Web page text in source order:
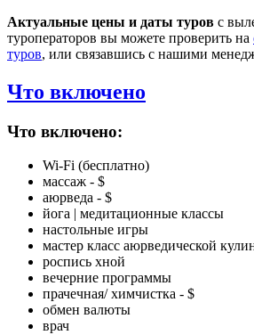
Актуальные цены и даты туров с
туроператоров вы можете проверить на
туров, или связавшись с нашими
Что включено
Что включено:
Wi-Fi (бесплатно)
массаж - $
аюрведа - $
йога | медитационные классы
настольные игры
мастер класс аюрведической
роспись хной
вечерние программы
прачечная/ химчистка - $
обмен валюты
врач